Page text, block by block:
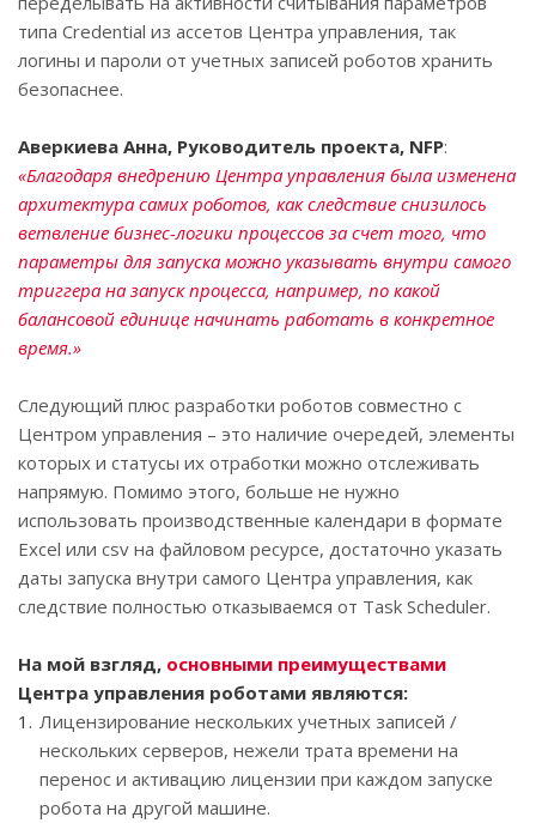
типа Credential из ассетов Центра управления, так
логины и пароли от учетных записей роботов хранить
безопаснее.
Аверкиева Анна, Руководитель проекта, NFP:
«Благодаря внедрению Центра управления была изменена
архитектура самих роботов, как следствие снизилось
ветвление бизнес-логики процессов за счет того, что
параметры для запуска можно указывать внутри самого
триггера на запуск процесса, например, по какой
балансовой единице начинать работать в конкретное
время.»
Следующий плюс разработки роботов совместно с
Центром управления – это наличие очередей, элементы
которых и статусы их отработки можно отслеживать
напрямую. Помимо этого, больше не нужно
использовать производственные календари в формате
Excel или csv на файловом ресурсе, достаточно указать
даты запуска внутри самого Центра управления, как
следствие полностью отказываемся от Task Scheduler.
На мой взгляд, основными преимуществами
Центра управления роботами являются:
Лицензирование нескольких учетных записей /
нескольких серверов, нежели трата времени на
перенос и активацию лицензии при каждом запуске
робота на другой машине.